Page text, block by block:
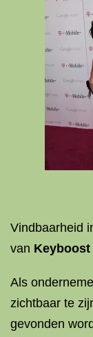
Vindbaarheid
van Keyboost
Als
zichtbaar te
gevonden